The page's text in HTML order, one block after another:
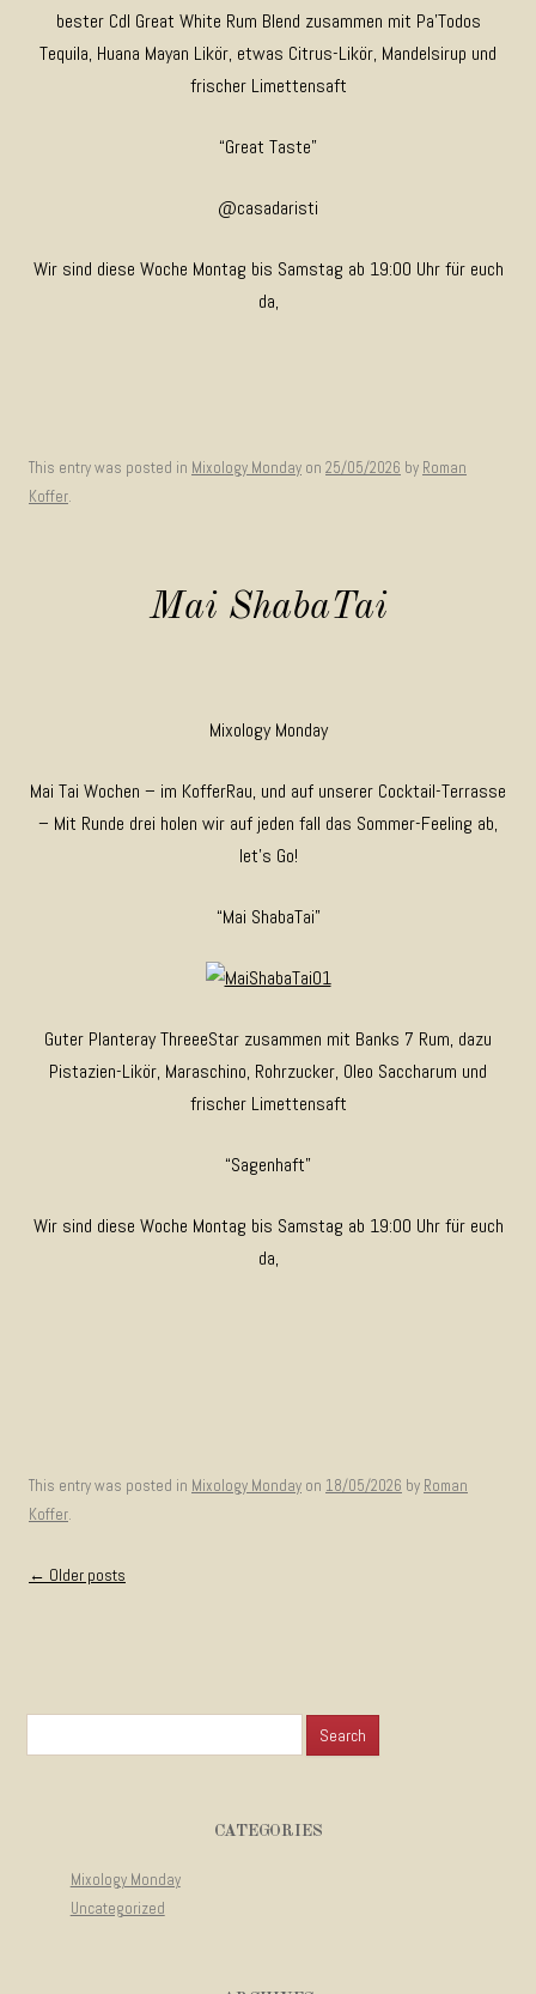
bester CdI Great White Rum Blend zusammen mit Pa’Todos
Tequila, Huana Mayan Likör, etwas Citrus-Likör, Mandelsirup und
frischer Limettensaft
“Great Taste”
@casadaristi
Wir sind diese Woche Montag bis Samstag ab 19:00 Uhr für euch
da,
This entry was posted in Mixology Monday on 25/05/2026 by Roman
Koffer.
Mai ShabaTai
Mixology Monday
Mai Tai Wochen – im KofferRau, und auf unserer Cocktail-Terrasse
– Mit Runde drei holen wir auf jeden fall das Sommer-Feeling ab,
let’s Go!
“Mai ShabaTai”
Guter Planteray ThreeeStar zusammen mit Banks 7 Rum, dazu
Pistazien-Likör, Maraschino, Rohrzucker, Oleo Saccharum und
frischer Limettensaft
“Sagenhaft”
Wir sind diese Woche Montag bis Samstag ab 19:00 Uhr für euch
da,
This entry was posted in Mixology Monday on 18/05/2026 by Roman
Koffer.
Post navigation
← Older posts
CATEGORIES
Mixology Monday
Uncategorized